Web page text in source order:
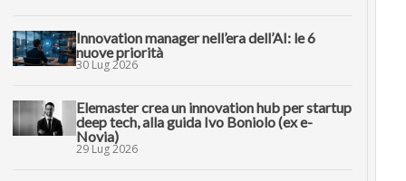
Innovation manager nell’era dell’AI: le 6
nuove priorità
30 Lug 2026
Elemaster crea un innovation hub per startup
deep tech, alla guida Ivo Boniolo (ex e-
Novia)
29 Lug 2026